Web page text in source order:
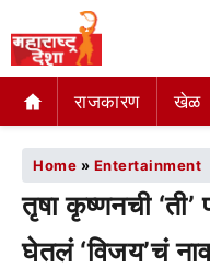
राजकारण खेळ
Home » Entertainment
तृषा कृष्णनची ‘ती’
घेतलं ‘विजय’चं